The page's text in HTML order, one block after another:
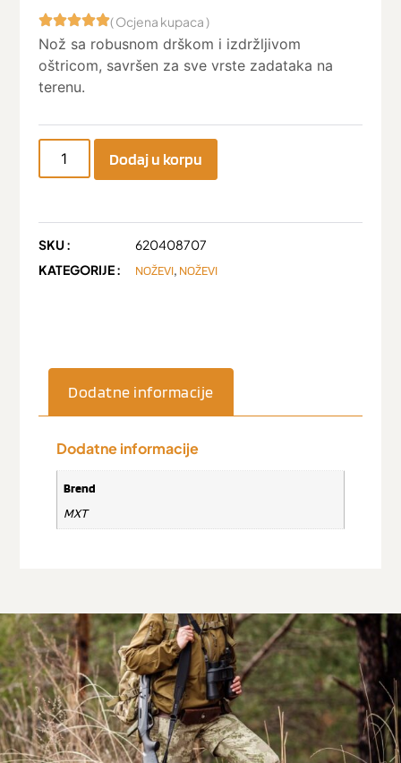
( Ocjena kupaca )
Nož sa robusnom drškom i izdržljivom
oštricom, savršen za sve vrste zadataka na
terenu.
Dodaj u korpu
SKU :
620408707
KATEGORIJE :
NOŽEVI, NOŽEVI
Dodatne informacije
Dodatne informacije
Brend
MXT